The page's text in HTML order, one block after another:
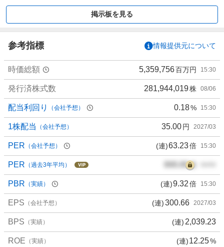
買
6
5
.
2
%
、
買
い
た
い
1
.
7
6
%
、
様
掲示板を見る
参考指標 情報提供元について
時価総額 5,359,756百万円 15:30
発行済株式数 281,944,019株 08/06
配当利回り （会社予想） 0.18% 15:30
1株配当 （会社予想） 35.00円 2027/03
PER （会社予想） (連)63.23倍 15:30
PER （過去3年平均） 000.00倍
PBR （実績） (連)9.32倍 15:30
EPS （会社予想） (連)300.66 2027/03
BPS （実績） (連) 2,039.23
ROE （実績） (連)12.25%